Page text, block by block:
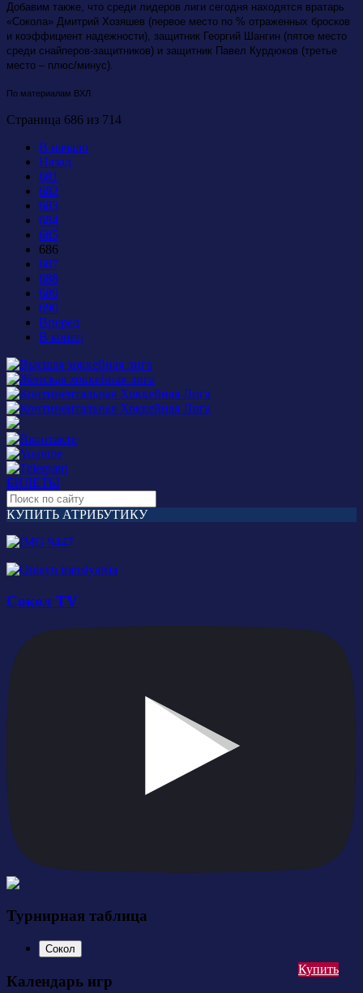
Добавим также, что среди лидеров лиги сегодня находятся вратарь
«Сокола» Дмитрий Хозяшев (первое место по % отраженных бросков
и коэффициент надежности), защитник Георгий Шангин (пятое место
среди снайперов-защитников) и защитник Павел Курдюков (третье
место – плюс/минуc).
По материалам ВХЛ
Страница 686 из 714
В начало
Назад
681
682
683
684
685
686
687
688
689
690
Вперед
В конец
БИЛЕТЫ
КУПИТЬ АТРИБУТИКУ
Купить
Сокол TV
Турнирная таблица
Сокол
Календарь игр